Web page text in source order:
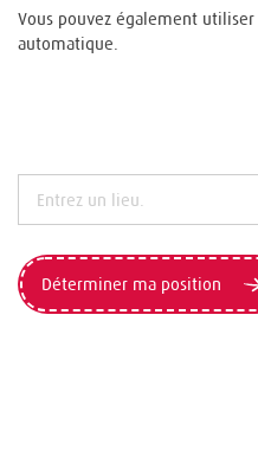
Vous pouvez également
automatique.
Déterminer ma position